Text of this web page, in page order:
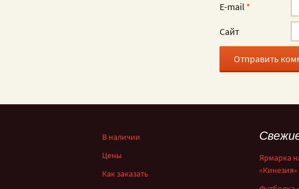
E-mail *
Сайт
В наличии
Цены
Как заказать
Ярмарка
«Кинезия»